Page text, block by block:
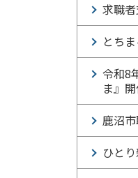
求職
とち
令和8
ま』
鹿沼
ひと